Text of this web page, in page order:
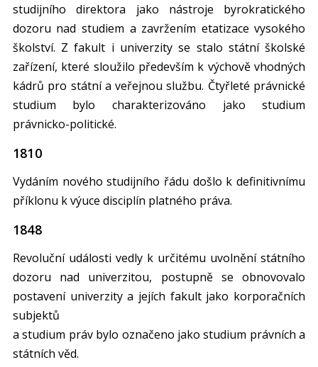
studijního direktora jako nástroje byrokratického
dozoru nad studiem a zavržením etatizace vysokého
školství. Z fakult i univerzity se stalo státní školské
zařízení, které sloužilo především k výchově vhodných
kádrů pro státní a veřejnou službu. Čtyřleté právnické
studium bylo charakterizováno jako studium
právnicko-politické.
1810
Vydáním nového studijního řádu došlo k definitivnímu
příklonu k výuce disciplín platného práva.
1848
Revoluční události vedly k určitému uvolnění státního
dozoru nad univerzitou, postupně se obnovovalo
postavení univerzity a jejích fakult jako korporačních
subjektů
a studium práv bylo označeno jako studium právních a
státních věd.